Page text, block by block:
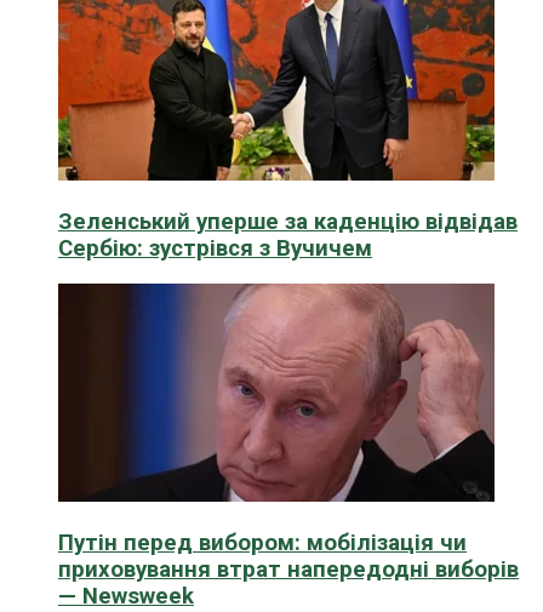
Зеленський уперше за каденцію відвідав
Сербію: зустрівся з Вучичем
Путін перед вибором: мобілізація чи
приховування втрат напередодні виборів
— Newsweek